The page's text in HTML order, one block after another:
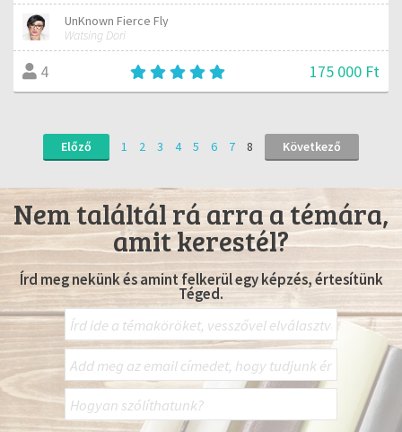
UnKnown Fierce Fly
Watsing Dori
4 175 000 Ft
Előző 1 2 3 4 5 6 7 8 Következő
Nem találtál rá arra a témára,
amit kerestél?
Írd meg nekünk és amint felkerül egy képzés, értesítünk
Téged.